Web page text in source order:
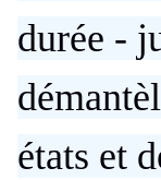
durée -
états et